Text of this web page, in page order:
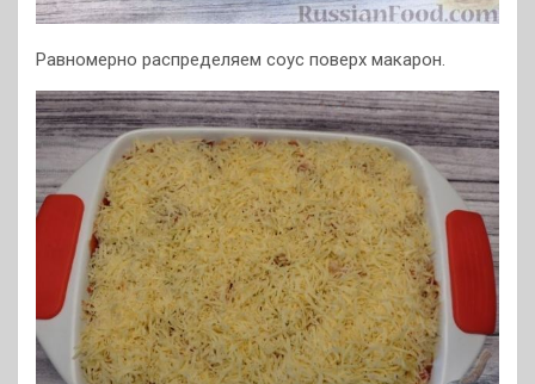
Равномерно распределяем соус поверх макарон.